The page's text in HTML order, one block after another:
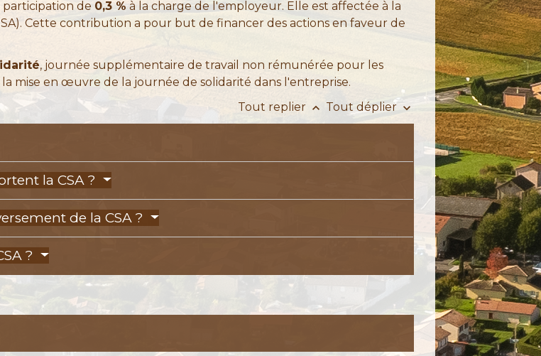
de 0,3 % à la charge de l'employeur. Elle est affectée à la
Cette contribution a pour but de financer des actions en faveur de
, journée supplémentaire de travail non rémunérée pour les
mise en œuvre de la journée de solidarité dans l'entreprise.
Tout replier keyboard_arrow_up Tout déplier keyboard_arrow_down
la CSA ?
de la CSA ?
?